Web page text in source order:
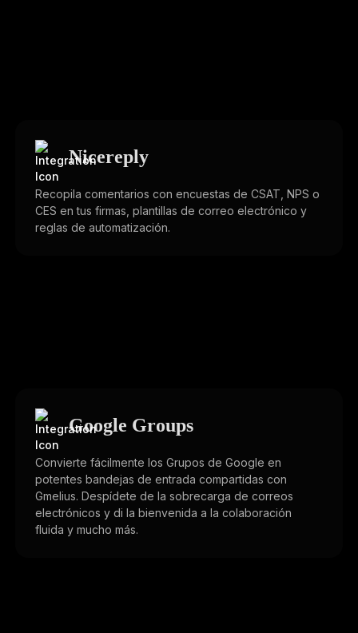
Nicereply
Recopila comentarios con encuestas de CSAT, NPS o
CES en tus firmas, plantillas de correo electrónico y
reglas de automatización.
Google Groups
Convierte fácilmente los Grupos de Google en
potentes bandejas de entrada compartidas con
Gmelius. Despídete de la sobrecarga de correos
electrónicos y di la bienvenida a la colaboración
fluida y mucho más.